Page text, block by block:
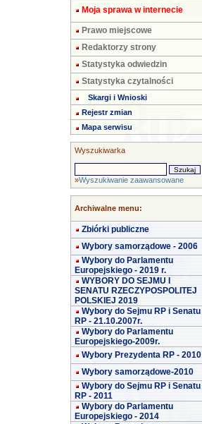
Moja sprawa w internecie
Prawo miejscowe
Redaktorzy strony
Statystyka odwiedzin
Statystyka czytalności
Skargi i Wnioski
Rejestr zmian
Mapa serwisu
Wyszukiwarka
»Wyszukiwanie zaawansowane
Archiwalne menu:
Zbiórki publiczne
Wybory samorządowe - 2006
Wybory do Parlamentu
Europejskiego - 2019 r.
WYBORY DO SEJMU I
SENATU RZECZYPOSPOLITEJ
POLSKIEJ 2019
Wybory do Sejmu RP i Senatu
RP - 21.10.2007r.
Wybory do Parlamentu
Europejskiego-2009r.
Wybory Prezydenta RP - 2010
Wybory samorządowe-2010
Wybory do Sejmu RP i Senatu
RP - 2011
Wybory do Parlamentu
Europejskiego - 2014